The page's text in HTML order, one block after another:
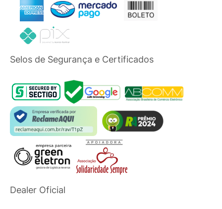
Selos de Segurança e Certificados
Dealer Oficial